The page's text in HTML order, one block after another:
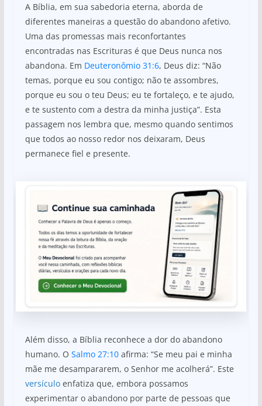
A Bíblia, em sua sabedoria eterna, aborda de
diferentes maneiras a questão do abandono afetivo.
Uma das promessas mais reconfortantes
encontradas nas Escrituras é que Deus nunca nos
abandona. Em Deuteronômio 31:6, Deus diz: “Não
temas, porque eu sou contigo; não te assombres,
porque eu sou o teu Deus; eu te fortaleço, e te ajudo,
e te sustento com a destra da minha justiça”. Esta
passagem nos lembra que, mesmo quando sentimos
que todos ao nosso redor nos deixaram, Deus
permanece fiel e presente.
Além disso, a Bíblia reconhece a dor do abandono
humano. O Salmo 27:10afirma: “Se meu pai e minha
mãe me desampararem, o Senhor me acolherá”. Este
versículoenfatiza que, embora possamos
experimentar o abandono por parte de pessoas que